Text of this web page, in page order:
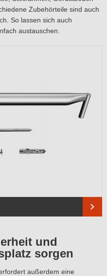
Zubehörteile sind auch
So lassen sich auch
austauschen.
und
sorgen
außerdem eine